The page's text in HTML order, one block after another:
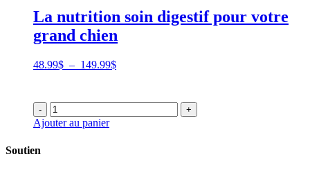
La nutrition soin digestif pour votre
grand chien
48.99$ – 149.99$Plage
48.99$
à
- +
Ajouter au panier
Soutien